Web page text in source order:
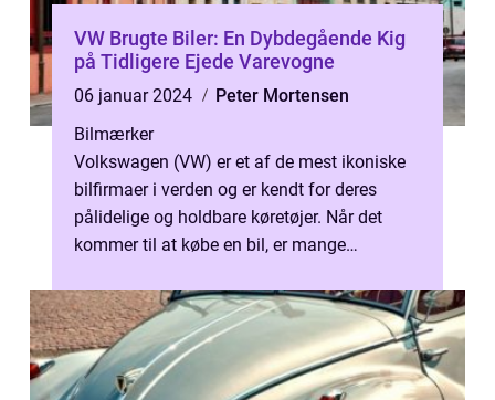
VW Brugte Biler: En Dybdegående Kig
på Tidligere Ejede Varevogne
06 januar 2024
Peter Mortensen
Bilmærker
Volkswagen (VW) er et af de mest ikoniske
bilfirmaer i verden og er kendt for deres
pålidelige og holdbare køretøjer. Når det
kommer til at købe en bil, er mange